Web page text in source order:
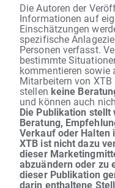
Die Autoren der
Informationen auf
Einschätzungen
spezifische
Personen verfasst.
bestimmte
kommentieren sowie
Mitarbeitern von
stellen keine
und können auch
Die Publikation stellt
Beratung,
Verkauf oder Halten
XTB ist nicht dazu
dieser
abzuändern oder zu
dieser Publikation
darin enthaltene